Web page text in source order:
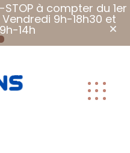
STOP à compter du 1er
9h-18h30 et
14h